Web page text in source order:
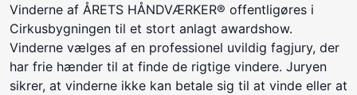
Vinderne af ÅRETS HÅNDVÆRKER® offentligøres i
Cirkusbygningen til et stort anlagt awardshow.
Vinderne vælges af en professionel uvildig fagjury, der
har frie hænder til at finde de rigtige vindere. Juryen
sikrer, at vinderne ikke kan betale sig til at vinde eller at